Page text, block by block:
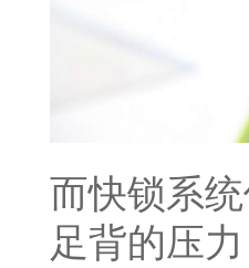
而快锁系
足背的压